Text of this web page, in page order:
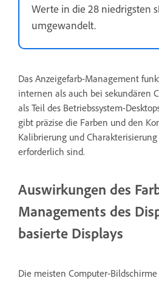
Werte in die 28 niedrigsten
umgewandelt.
Das Anzeigefarb-Management
internen als auch bei sekundären
als Teil des Betriebssystem-
gibt präzise die Farben und den
Kalibrierung und
erforderlich sind.
Auswirkungen des
Managements des
basierte Displays
Die meisten Computer-Bildschirme